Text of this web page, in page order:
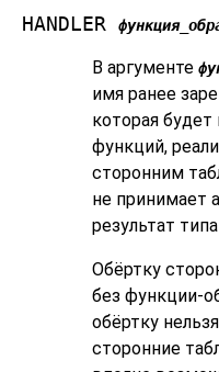
HANDLER
В аргументе
имя ранее
которая
функций,
сторонним
не принимает
результат типа
Обёртку
без функции-
обёртку
сторонние